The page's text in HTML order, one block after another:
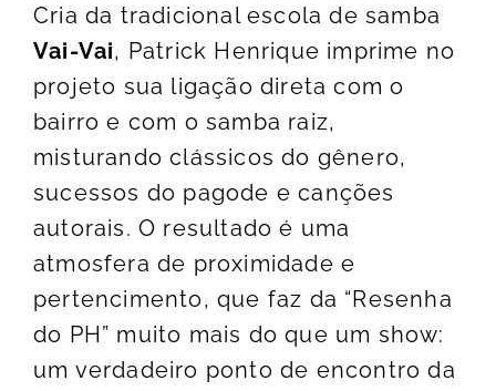
Cria da tradicional escola de samba
Vai-Vai, Patrick Henrique imprime no
projeto sua ligação direta com o
bairro e com o samba raiz,
misturando clássicos do gênero,
sucessos do pagode e canções
autorais. O resultado é uma
atmosfera de proximidade e
pertencimento, que faz da “Resenha
do PH” muito mais do que um show:
um verdadeiro ponto de encontro da